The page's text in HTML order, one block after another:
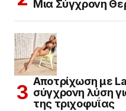
Μια Σύγχρονη
Αποτρίχωση με
σύγχρονη λύση
της τριχοφυΐας